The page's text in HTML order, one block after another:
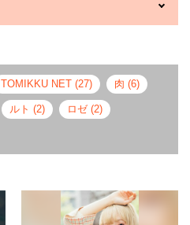
TOMIKKU NET (27) 肉 (6)
ルト (2) ロゼ (2)